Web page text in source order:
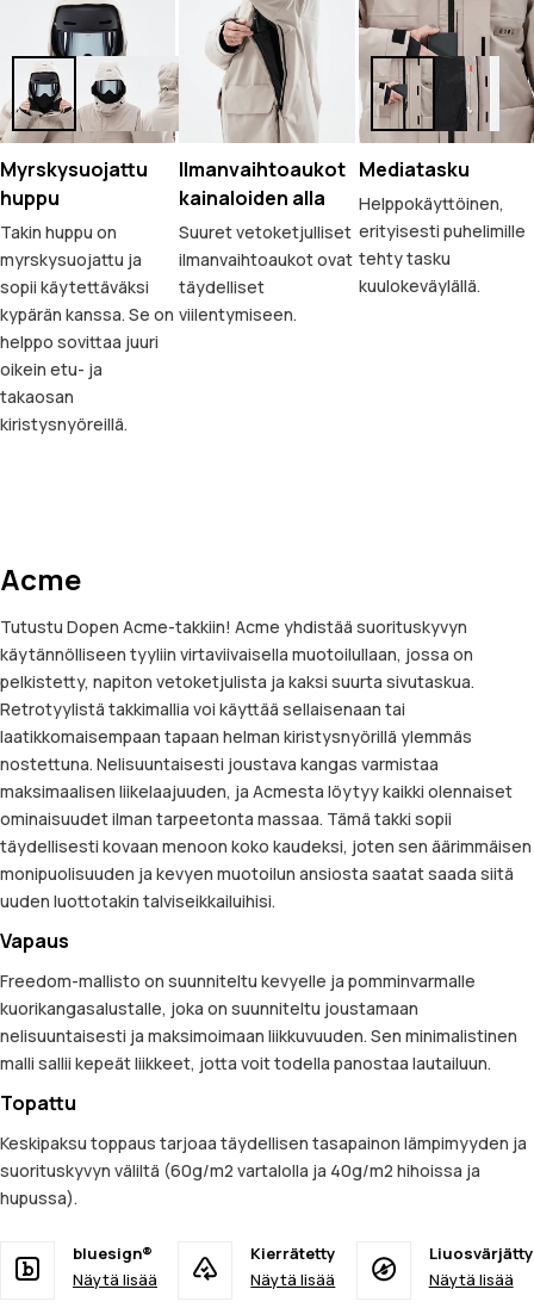
Myrskysuojattu
huppu
Takin huppu on
myrskysuojattu ja
sopii käytettäväksi
kypärän kanssa. Se on
helppo sovittaa juuri
oikein etu- ja
takaosan
kiristysnyöreillä.
Ilmanvaihtoaukot
kainaloiden alla
Suuret vetoketjulliset
ilmanvaihtoaukot ovat
täydelliset
viilentymiseen.
Mediatasku
Helppokäyttöinen,
erityisesti puhelimille
tehty tasku
kuulokeväylällä.
Acme
Tutustu Dopen Acme-takkiin! Acme yhdistää suorituskyvyn
käytännölliseen tyyliin virtaviivaisella muotoilullaan, jossa on
pelkistetty, napiton vetoketjulista ja kaksi suurta sivutaskua.
Retrotyylistä takkimallia voi käyttää sellaisenaan tai
laatikkomaisempaan tapaan helman kiristysnyörillä ylemmäs
nostettuna. Nelisuuntaisesti joustava kangas varmistaa
maksimaalisen liikelaajuuden, ja Acmesta löytyy kaikki olennaiset
ominaisuudet ilman tarpeetonta massaa. Tämä takki sopii
täydellisesti kovaan menoon koko kaudeksi, joten sen äärimmäisen
monipuolisuuden ja kevyen muotoilun ansiosta saatat saada siitä
uuden luottotakin talviseikkailuihisi.
Vapaus
Freedom-mallisto on suunniteltu kevyelle ja pomminvarmalle
kuorikangasalustalle, joka on suunniteltu joustamaan
nelisuuntaisesti ja maksimoimaan liikkuvuuden. Sen minimalistinen
malli sallii kepeät liikkeet, jotta voit todella panostaa lautailuun.
Topattu
Keskipaksu toppaus tarjoaa täydellisen tasapainon lämpimyyden ja
suorituskyvyn väliltä (60g/m2 vartalolla ja 40g/m2 hihoissa ja
hupussa).
bluesign®
Näytä lisää
Kierrätetty
Näytä lisää
Liuosvärjätty
Näytä lisää